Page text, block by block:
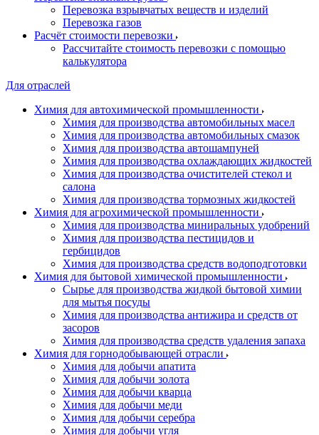
Перевозка взрывчатых веществ и изделий
Перевозка газов
Расчёт стоимости перевозки
Рассчитайте стоимость перевозки с помощью
калькулятора
Для отраслей
Химия для автохимической промышленности
Химия для производства автомобильных масел
Химия для производства автомобильных смазок
Химия для производства автошампуней
Химия для производства охлаждающих жидкостей
Химия для производства очистителей стекол и
салона
Химия для производства тормозных жидкостей
Химия для агрохимической промышленности
Химия для производства миниральных удобрений
Химия для производства пестицидов и
гербицидов
Химия для производства средств водоподготовки
Химия для бытовой химической промышленности
Сырье для производства жидкой бытовой химии
для мытья посуды
Химия для производства антижира и средств от
засоров
Химия для производства средств удаления запаха
Химия для горнодобывающей отрасли
Химия для добычи апатита
Химия для добычи золота
Химия для добычи кварца
Химия для добычи меди
Химия для добычи серебра
Химия для добычи угля